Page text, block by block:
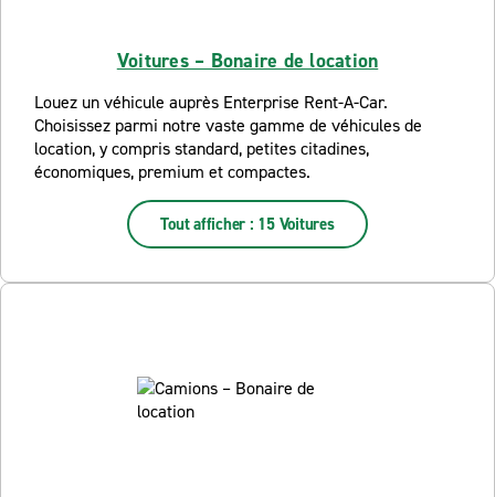
Voitures – Bonaire de location
Louez un véhicule auprès Enterprise Rent-A-Car.
Choisissez parmi notre vaste gamme de véhicules de
location, y compris standard, petites citadines,
économiques, premium et compactes.
Tout afficher : 15 Voitures